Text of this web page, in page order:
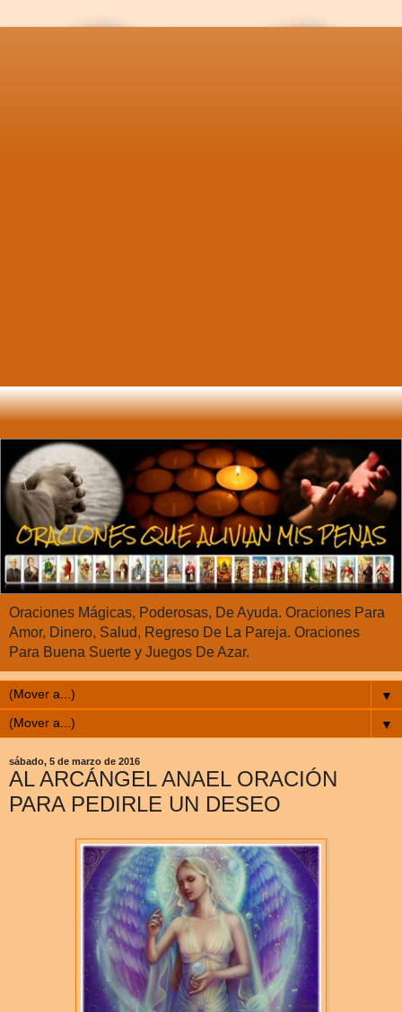
Oraciones Mágicas, Poderosas, De Ayuda. Oraciones Para
Amor, Dinero, Salud, Regreso De La Pareja. Oraciones
Para Buena Suerte y Juegos De Azar.
▼
▼
sábado, 5 de marzo de 2016
AL ARCÁNGEL ANAEL ORACIÓN
PARA PEDIRLE UN DESEO